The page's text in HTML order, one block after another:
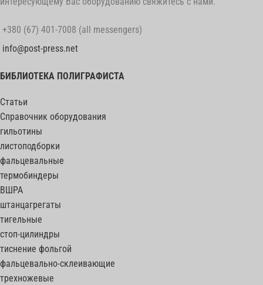
+380 (67) 401-7008 (all messengers)
info@post-press.net
БИБЛИОТЕКА ПОЛИГРАФИСТА
Статьи
Справочник оборудования
гильотины
листоподборки
фальцевальные
термобиндеры
ВШРА
штанцагрегаты
тигельные
стоп-цилиндры
тиснение фольгой
фальцевально-склеивающие
трехножевые